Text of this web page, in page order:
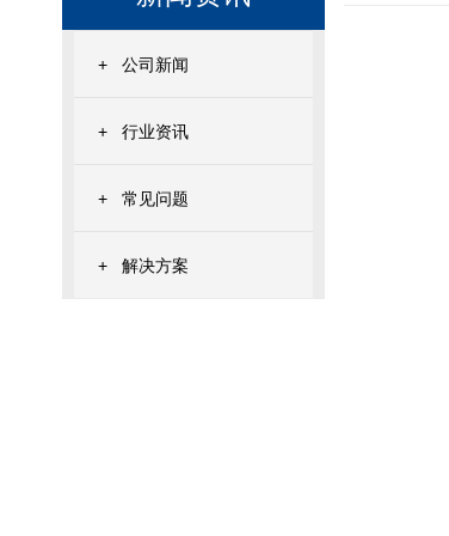
+ 公司新闻
+ 行业资讯
+ 常见问题
+ 解决方案